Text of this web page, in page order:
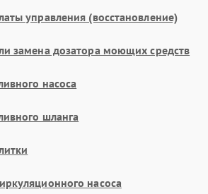
управления (восстановление)
замена дозатора моющих средств
насоса
шланга
насоса